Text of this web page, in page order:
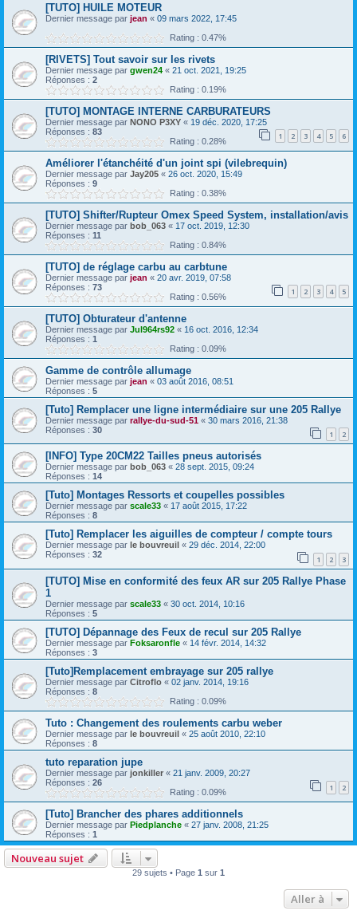
[TUTO] HUILE MOTEUR
Dernier message par jean « 09 mars 2022, 17:45
Rating : 0.47%
[RIVETS] Tout savoir sur les rivets
Dernier message par gwen24 « 21 oct. 2021, 19:25
Réponses : 2
Rating : 0.19%
[TUTO] MONTAGE INTERNE CARBURATEURS
Dernier message par NONO P3XY « 19 déc. 2020, 17:25
Réponses : 83 1 2 3 4 5 6
Rating : 0.28%
Améliorer l'étanchéité d'un joint spi (vilebrequin)
Dernier message par Jay205 « 26 oct. 2020, 15:49
Réponses : 9
Rating : 0.38%
[TUTO] Shifter/Rupteur Omex Speed System, installation/avis
Dernier message par bob_063 « 17 oct. 2019, 12:30
Réponses : 11
Rating : 0.84%
[TUTO] de réglage carbu au carbtune
Dernier message par jean « 20 avr. 2019, 07:58
Réponses : 73 1 2 3 4 5
Rating : 0.56%
[TUTO] Obturateur d'antenne
Dernier message par Jul964rs92 « 16 oct. 2016, 12:34
Réponses : 1
Rating : 0.09%
Gamme de contrôle allumage
Dernier message par jean « 03 août 2016, 08:51
Réponses : 5
[Tuto] Remplacer une ligne intermédiaire sur une 205 Rallye
Dernier message par rallye-du-sud-51 « 30 mars 2016, 21:38
Réponses : 30 1 2
[INFO] Type 20CM22 Tailles pneus autorisés
Dernier message par bob_063 « 28 sept. 2015, 09:24
Réponses : 14
[Tuto] Montages Ressorts et coupelles possibles
Dernier message par scale33 « 17 août 2015, 17:22
Réponses : 8
[Tuto] Remplacer les aiguilles de compteur / compte tours
Dernier message par le bouvreuil « 29 déc. 2014, 22:00
Réponses : 32 1 2 3
[TUTO] Mise en conformité des feux AR sur 205 Rallye Phase
1
Dernier message par scale33 « 30 oct. 2014, 10:16
Réponses : 5
[TUTO] Dépannage des Feux de recul sur 205 Rallye
Dernier message par Foksaronfle « 14 févr. 2014, 14:32
Réponses : 3
[Tuto]Remplacement embrayage sur 205 rallye
Dernier message par Citroflo « 02 janv. 2014, 19:16
Réponses : 8
Rating : 0.09%
Tuto : Changement des roulements carbu weber
Dernier message par le bouvreuil « 25 août 2010, 22:10
Réponses : 8
tuto reparation jupe
Dernier message par jonkiller « 21 janv. 2009, 20:27
Réponses : 26 1 2
Rating : 0.09%
[Tuto] Brancher des phares additionnels
Dernier message par Piedplanche « 27 janv. 2008, 21:25
Réponses : 1
Nouveau sujet
29 sujets • Page 1 sur 1
Aller à